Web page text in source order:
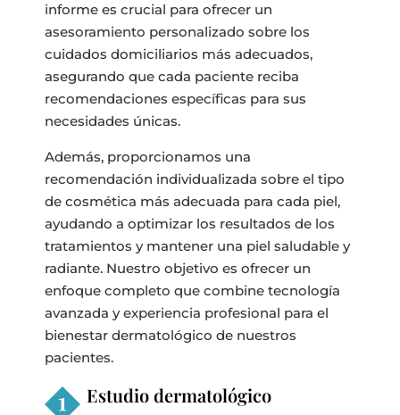
informe es crucial para ofrecer un
asesoramiento personalizado sobre los
cuidados domiciliarios más adecuados,
asegurando que cada paciente reciba
recomendaciones específicas para sus
necesidades únicas.
Además, proporcionamos una
recomendación individualizada sobre el tipo
de cosmética más adecuada para cada piel,
ayudando a optimizar los resultados de los
tratamientos y mantener una piel saludable y
radiante. Nuestro objetivo es ofrecer un
enfoque completo que combine tecnología
avanzada y experiencia profesional para el
bienestar dermatológico de nuestros
pacientes.
Estudio dermatológico